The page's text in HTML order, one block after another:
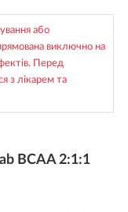
або
виключно на
Перед
з лікарем та
BCAA 2:1:1